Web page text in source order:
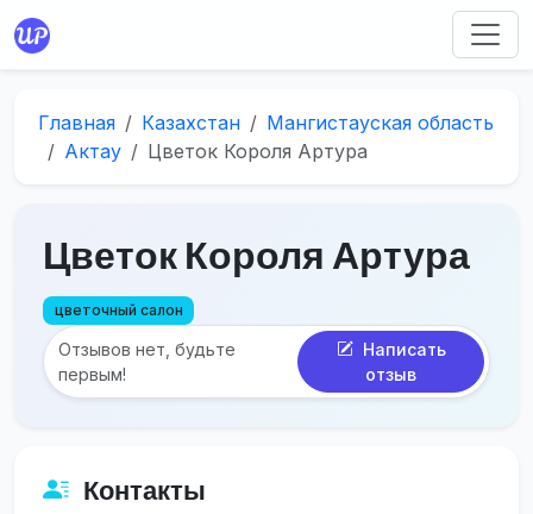
Главная Казахстан
Мангистауская область
Актау
Цветок Короля Артура
Цветок Короля Артура
цветочный салон
Отзывов нет, будьте
первым!
Написать
отзыв
Контакты